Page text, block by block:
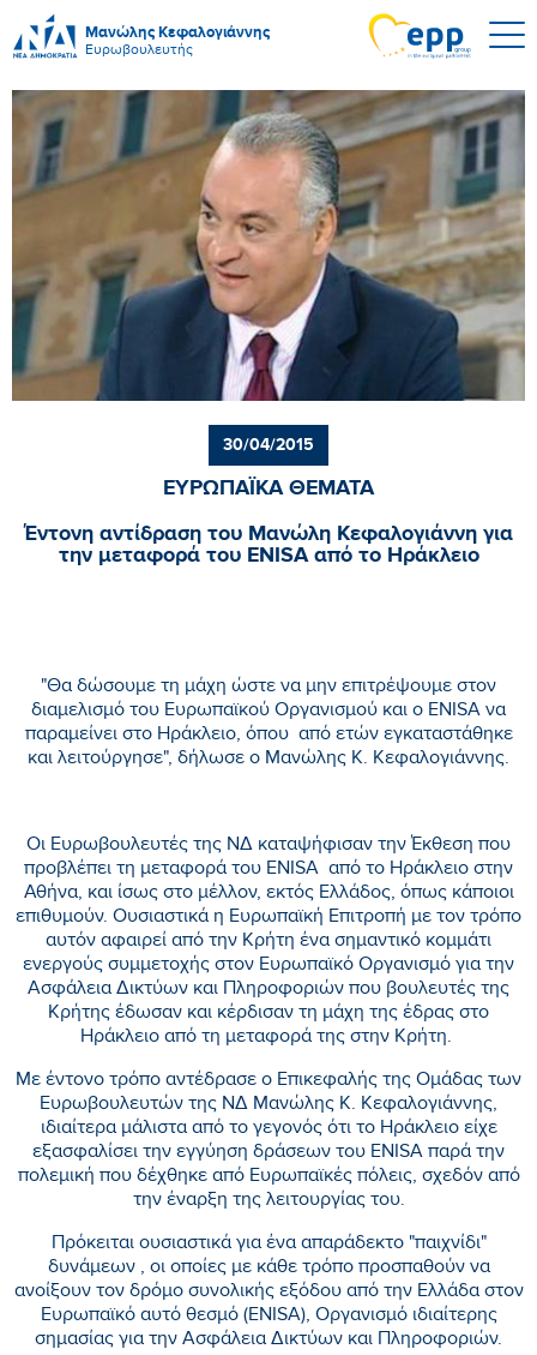
Μανώλης Κεφαλογιάννης
Ευρωβουλευτής
30/04/2015
ΕΥΡΩΠΑΪΚΑ ΘΕΜΑΤΑ
Έντονη αντίδραση του Μανώλη Κεφαλογιάννη για
την μεταφορά του ENISA από το Ηράκλειο
"Θα δώσουμε τη μάχη ώστε να μην επιτρέψουμε στον
διαμελισμό του Ευρωπαϊκού Οργανισμού και ο ENISA να
παραμείνει στο Ηράκλειο, όπου από ετών εγκαταστάθηκε
και λειτούργησε", δήλωσε ο Μανώλης Κ. Κεφαλογιάννης.
Οι Ευρωβουλευτές της ΝΔ καταψήφισαν την Έκθεση που
προβλέπει τη μεταφορά του ENISA από το Ηράκλειο στην
Αθήνα, και ίσως στο μέλλον, εκτός Ελλάδος, όπως κάποιοι
επιθυμούν. Ουσιαστικά η Ευρωπαϊκή Επιτροπή με τον τρόπο
αυτόν αφαιρεί από την Κρήτη ένα σημαντικό κομμάτι
ενεργούς συμμετοχής στον Ευρωπαϊκό Οργανισμό για την
Ασφάλεια Δικτύων και Πληροφοριών που βουλευτές της
Κρήτης έδωσαν και κέρδισαν τη μάχη της έδρας στο
Ηράκλειο από τη μεταφορά της στην Κρήτη.
Με έντονο τρόπο αντέδρασε ο Επικεφαλής της Ομάδας των
Ευρωβουλευτών της ΝΔ Μανώλης Κ. Κεφαλογιάννης,
ιδιαίτερα μάλιστα από το γεγονός ότι το Ηράκλειο είχε
εξασφαλίσει την εγγύηση δράσεων του ENISA παρά την
πολεμική που δέχθηκε από Ευρωπαϊκές πόλεις, σχεδόν από
την έναρξη της λειτουργίας του.
Πρόκειται ουσιαστικά για ένα απαράδεκτο "παιχνίδι"
δυνάμεων , οι οποίες με κάθε τρόπο προσπαθούν να
ανοίξουν τον δρόμο συνολικής εξόδου από την Ελλάδα στον
Ευρωπαϊκό αυτό θεσμό (ENISA), Οργανισμό ιδιαίτερης
σημασίας για την Ασφάλεια Δικτύων και Πληροφοριών.